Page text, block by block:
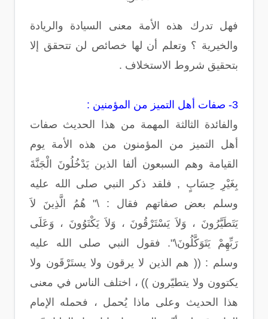
فهل تدرك هذه الأمة معنى السيادة والريادة
والخيرية ؟ وتعلم أن لها خصائص لن تتحقق إلا
بتحقيق شروط الاستخلاف .
3- صفات أهل التميز من المؤمنين :
والفائدة الثالثة المهمة من هذا الحديث صفات
أهل التميز من المؤمنون من هذه الأمة يوم
القيامة وهم السبعون ألفا الذين يَدْخُلُونَ الْجَنَّةَ
بِغَيْرِ حِسَابٍ , فلقد ذكر النبي صلى الله عليه
وسلم بعض صفاتهم فقال : \" هُمُ الَّذِينَ لاَ
يَتَطَيَّرُونَ ، وَلاَ يَسْتَرْقُونَ ، وَلاَ يَكْتَوُونَ ، وَعَلَى
رَبِّهِمْ يَتَوَكَّلُونَ\". فقول النبي صلى الله عليه
وسلم : (( هم الذين لا يرقون ولا يستَرْقَون ولا
يكتوون ولا يتطيّرون )) ، اختلف الناس في معنى
هذا الحديث وعلى ماذا يُحمل ، فحمله الإمام